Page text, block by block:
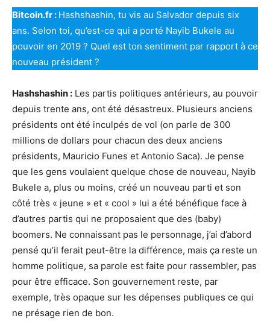
Bitcoin.fr : Hashshashin, tu vis au Salvador depuis six
ans. Selon toi, qu’est-ce qui a porté Nayib Bukele au
pouvoir en 2019 ? Quel est ton sentiment par rapport à ce
nouveau président ?
Hashshashin : Les partis politiques antérieurs, au pouvoir
depuis trente ans, ont été désastreux. Plusieurs anciens
présidents ont été inculpés de vol (on parle de 300
millions de dollars pour chacun des deux anciens
présidents, Mauricio Funes et Antonio Saca). Je pense
que les gens voulaient quelque chose de nouveau, Nayib
Bukele a, plus ou moins, créé un nouveau parti et son
côté très « jeune » et « cool » lui a été bénéfique face à
d’autres partis qui ne proposaient que des (baby)
boomers. Ne connaissant pas le personnage, j’ai d’abord
pensé qu’il ferait peut-être la différence, mais ça reste un
homme politique, sa parole est faite pour rassembler, pas
pour être efficace. Son gouvernement reste, par
exemple, très opaque sur les dépenses publiques ce qui
ne présage rien de bon.